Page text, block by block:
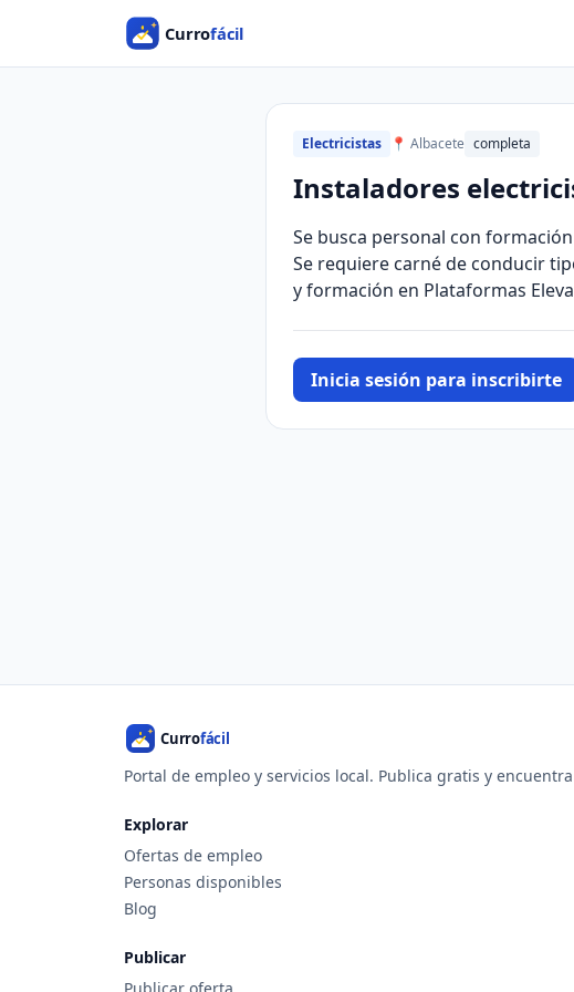
Electricistas 📍 Albacete completa
Instaladores
Se busca personal con
Se requiere carné de conducir
y formación en Plataformas
Inicia sesión para inscribirte
Portal de empleo y servicios local. Publica gratis y
Explorar
Ofertas de empleo
Personas disponibles
Blog
Publicar